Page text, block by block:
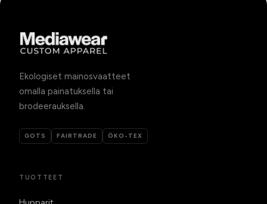
Ekologiset mainosvaatteet
omalla painatuksella tai
brodeerauksella.
GOTS FAIRTRADE ÖKO-TEX
TUOTTEET